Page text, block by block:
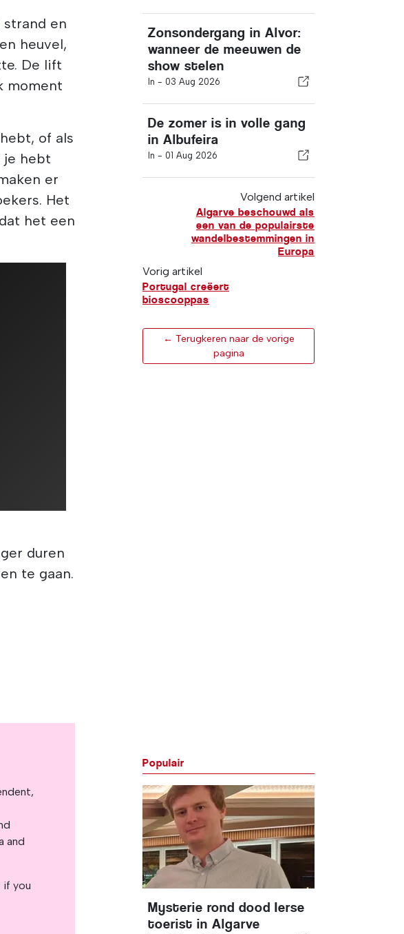
en
heuvel,
De lift
moment
of als
je hebt
er
Het
het een
duren
te gaan.
Zonsondergang in Alvor:
wanneer de meeuwen de
show stelen
In - 03 Aug 2026
De zomer is in volle gang
in Albufeira
In - 01 Aug 2026
Volgend artikel
Algarve beschouwd als
een van de populairste
wandelbestemmingen in
Europa
Vorig artikel
Portugal creëert
bioscooppas
← Terugkeren naar de vorige
pagina
and
if you
Populair
Mysterie rond dood Ierse
toerist in Algarve